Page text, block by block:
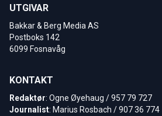
UTGIVAR
Bakkar & Berg Media AS
Postboks 142
6099 Fosnavåg
KONTAKT
Redaktør: Ogne Øyehaug / 957 79 727
Journalist: Marius Rosbach / 907 36 774